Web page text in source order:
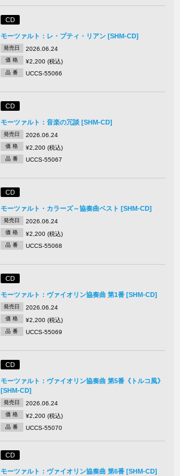
CD
モーツァルト：レ・プティ・リアン [SHM-CD]
発売日 2026.06.24
価 格 ¥2,200 (税込)
品 番 UCCS-55066
CD
モーツァルト：音楽の冗談 [SHM-CD]
発売日 2026.06.24
価 格 ¥2,200 (税込)
品 番 UCCS-55067
CD
モーツァルト・カラーズ～協奏曲ベスト [SHM-CD]
発売日 2026.06.24
価 格 ¥2,200 (税込)
品 番 UCCS-55068
CD
モーツァルト：ヴァイオリン協奏曲 第1番 [SHM-CD]
発売日 2026.06.24
価 格 ¥2,200 (税込)
品 番 UCCS-55069
CD
モーツァルト：ヴァイオリン協奏曲 第5番《トルコ風》
[SHM-CD]
発売日 2026.06.24
価 格 ¥2,200 (税込)
品 番 UCCS-55070
CD
モーツァルト：ヴァイオリン協奏曲 第6番 [SHM-CD]